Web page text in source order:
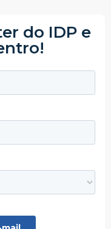
do IDP e